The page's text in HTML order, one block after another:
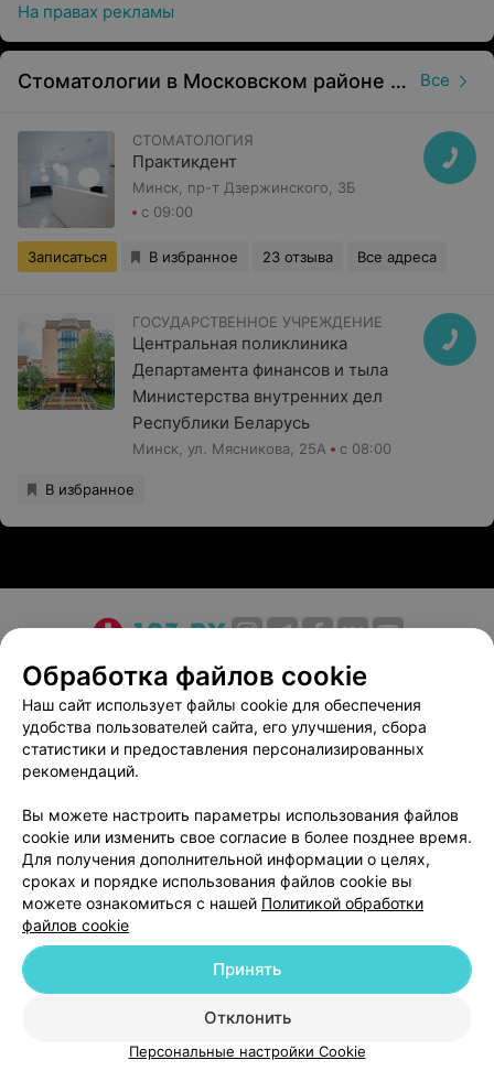
На правах рекламы
Стоматологии в Московском районе в Минске Все
СТОМАТОЛОГИЯ
Практикдент
Минск, пр-т Дзержинского, 3Б
с 09:00
Записаться В избранное 23 отзыва Все адреса
ГОСУДАРСТВЕННОЕ УЧРЕЖДЕНИЕ
Центральная поликлиника
Департамента финансов и тыла
Министерства внутренних дел
Республики Беларусь
Минск, ул. Мясникова, 25А с 08:00
В избранное
О проекте Новости проекта
Размещение рекламы
Медицинский маркетинг
Публичный договор
Пользовательское соглашение
Способы оплаты
Вакансии
Партнеры
Написать в поддержку
Персональные настройки cookie
Обработка персональных данных
г. Минск, улица Толбухина, 2, пом. 16 | help@103.by
ВЫ ВЛАДЕЛЕЦ?
Обработка файлов cookie
Наш сайт использует файлы cookie для обеспечения
удобства пользователей сайта, его улучшения, сбора
статистики и предоставления персонализированных
рекомендаций.
Вы можете настроить параметры использования файлов
cookie или изменить свое согласие в более позднее время.
Для получения дополнительной информации о целях,
сроках и порядке использования файлов cookie вы
можете ознакомиться с нашей Политикой обработки
файлов cookie
Отклонить
Принять
Персональные настройки Cookie